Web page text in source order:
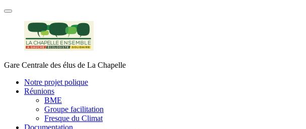
Gare Centrale des élus de La Chapelle
Notre projet polique
Réunions
BME
Groupe facilitation
Fresque du Climat
Documentation